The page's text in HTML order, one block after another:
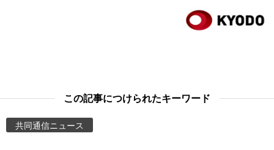
この記事につけられたキーワード
共同通信ニュース